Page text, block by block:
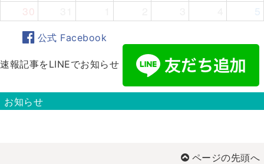
30
5
公式 Facebook
速報記事をLINEでお知らせ
お知らせ
ページの先頭へ